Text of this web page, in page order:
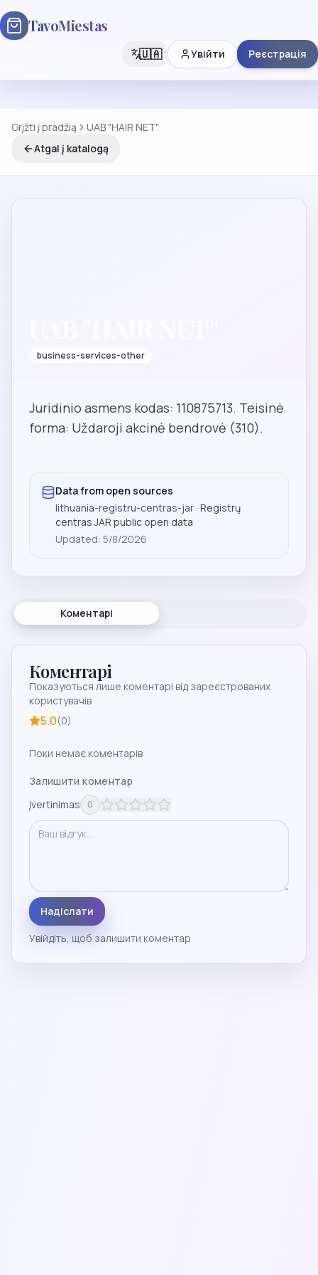
TavoMiestas
🇺🇦 Увійти Реєстрація
Grįžti į pradžią
UAB "HAIR NET"
Atgal į katalogą
business-services-other
Juridinio asmens kodas: 110875713. Teisinė
forma: Uždaroji akcinė bendrovė (310).
Data from open sources
lithuania-registru-centras-jar · Registrų
centras JAR public open data
Updated: 5/8/2026
Коментарі
Коментарі
Показуються лише коментарі від зареєстрованих
користувачів
5.0(0)
Поки немає коментарів
Залишити коментар
Įvertinimas
0
Надіслати
Увійдіть, щоб залишити коментар